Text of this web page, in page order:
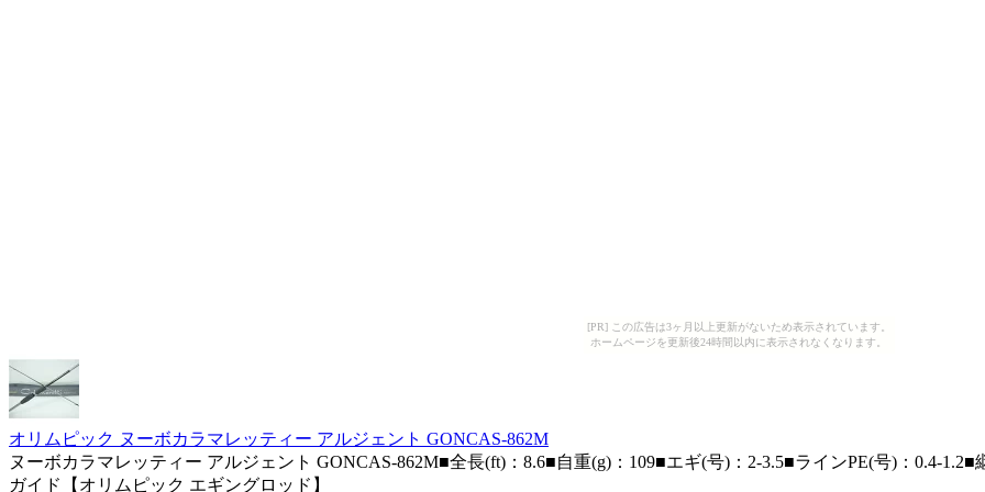
[PR] この広告は3ヶ月以上更新がないため表示されています。
ホームページを更新後24時間以内に表示されなくなります。
オリムピック ヌーボカラマレッティー アルジェント GONCAS-862M
ヌーボカラマレッティー アルジェント GONCAS-862M■全長(ft)：8.6■自重(g)：109■エギ(号)：2-3.5■ラインPE(号)：0.4-
ガイド【オリムピック エギングロッド】